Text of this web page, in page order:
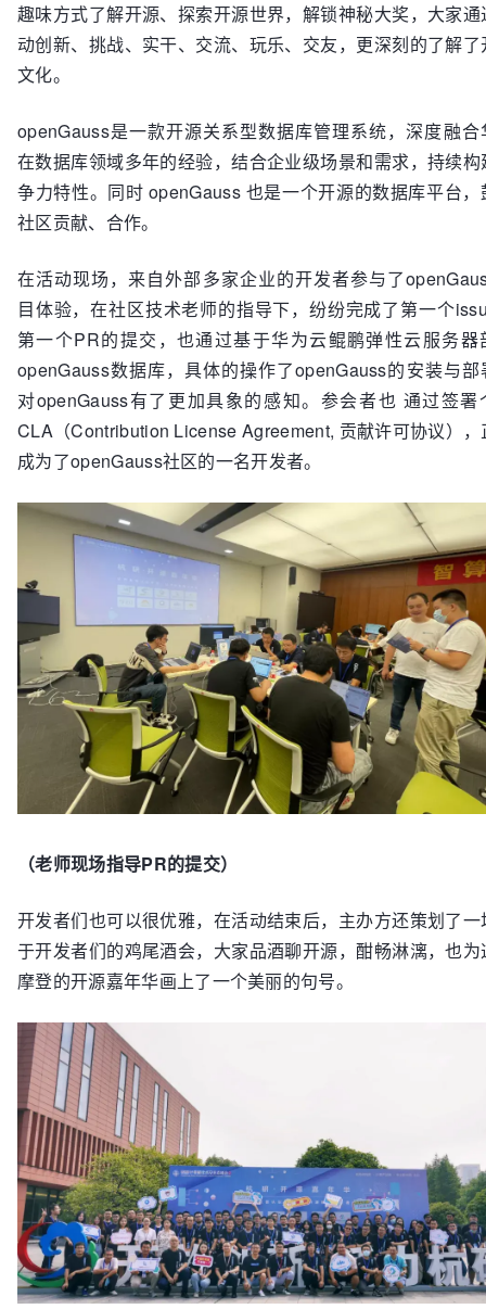
趣味方式了解开源、探索开源世界，解锁神秘大奖，大家通
动创新、挑战、实干、交流、玩乐、交友，更深刻的了解了
文化。
openGauss是一款开源关系型数据库管理系统，深度融合
在数据库领域多年的经验，结合企业级场景和需求，持续构
争力特性。同时 openGauss 也是一个开源的数据库平台，
社区贡献、合作。
在活动现场，来自外部多家企业的开发者参与了
目体验，在社区技术老师的指导下，纷纷完成了第一个
第一个PR的提交，也通过基于华为云鲲鹏弹性云服务器
openGauss数据库，具体的操作了openGauss的安装与部
对openGauss有了更加具象的感知。参会者也 通过签署
CLA（Contribution License Agreement, 贡献许可协议），
成为了openGauss社区的一名开发者。
（老师现场指导PR的提交）
开发者们也可以很优雅，在活动结束后，主办方还策划了一
于开发者们的鸡尾酒会，大家品酒聊开源，酣畅淋漓，也为
摩登的开源嘉年华画上了一个美丽的句号。